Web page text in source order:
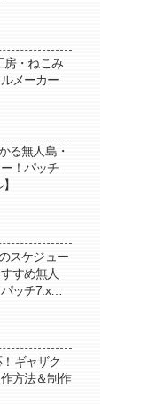
房・ねこみ
メーカー
る無人島・
！パッチ
スケジュー
すめ無人
ッチ7.x対
！ギャザク
方法＆制作